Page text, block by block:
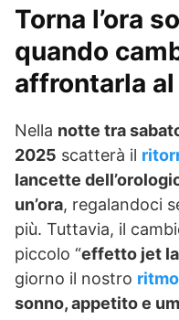
Torna l’ora
quando
affrontarla
Nella notte tra
2025 scatterà il
lancette
un’ora, regalandoci
più. Tuttavia, il
piccolo “effetto jet
giorno il nostro
sonno, appetito e